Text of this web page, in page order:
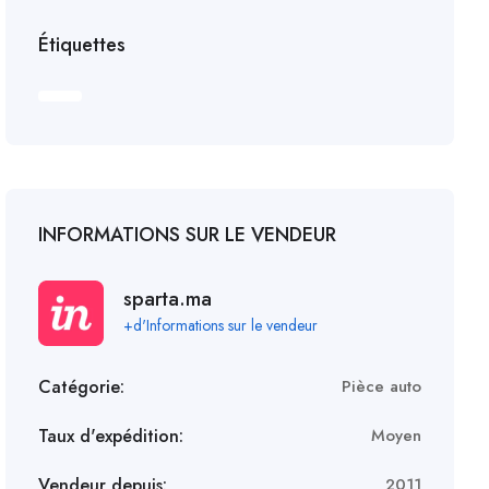
Étiquettes
INFORMATIONS SUR LE VENDEUR
sparta.ma
+d'Informations sur le vendeur
Catégorie: Pièce auto
Taux d'expédition: Moyen